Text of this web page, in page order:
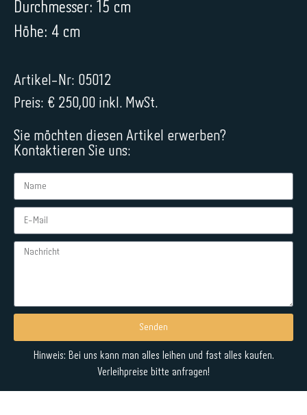
Durchmesser: 15 cm
Höhe: 4 cm
Artikel-Nr: 05012
Preis: € 250,00 inkl. MwSt.
Sie möchten diesen Artikel erwerben?
Kontaktieren Sie uns:
Senden
Alternative:
Hinweis: Bei uns kann man alles leihen und fast alles kaufen.
Verleihpreise bitte anfragen!